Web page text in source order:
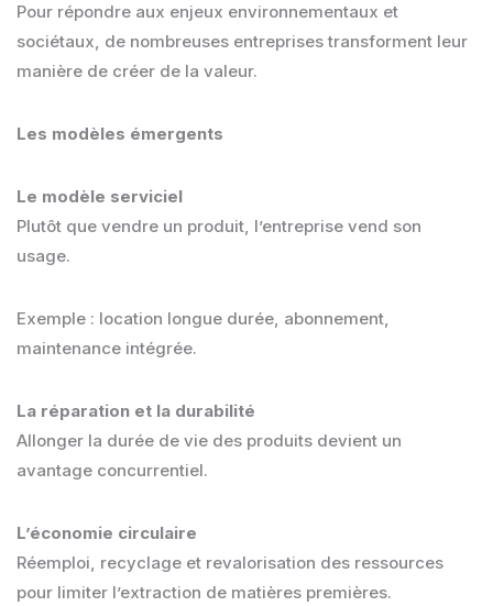
Pour répondre aux enjeux environnementaux et
sociétaux, de nombreuses entreprises transforment leur
manière de créer de la valeur.
Les modèles émergents
Le modèle serviciel
Plutôt que vendre un produit, l’entreprise vend son
usage.
Exemple : location longue durée, abonnement,
maintenance intégrée.
La réparation et la durabilité
Allonger la durée de vie des produits devient un
avantage concurrentiel.
L’économie circulaire
Réemploi, recyclage et revalorisation des ressources
pour limiter l’extraction de matières premières.